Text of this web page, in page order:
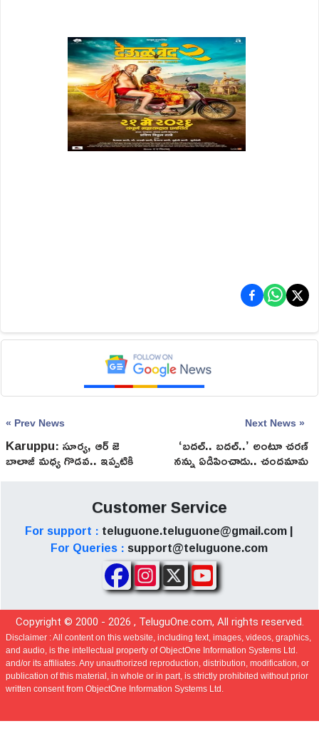
« Prev News
Karuppu: సూర్య, ఆర్ జె
బాలాజీ మధ్య గొడవ.. ఇప్పటికి
300 కోట్లు అంట
Next News »
‘బదల్.. బదల్..’ అంటూ చరణ్
నన్ను ఏడిపించాడు.. చందమామ
Customer Service
For support : teluguone.teluguone@gmail.com |
For Queries : support@teluguone.com
Copyright © 2000 - 2026 , TeluguOne.com, All rights reserved.
Disclaimer :All content on this website, including text, images, videos, graphics,
and audio, is the intellectual property of ObjectOne Information Systems Ltd.
and/or its affiliates. Any unauthorized reproduction, distribution, modification, or
publication of this material, in whole or in part, is strictly prohibited without prior
written consent from ObjectOne Information Systems Ltd.